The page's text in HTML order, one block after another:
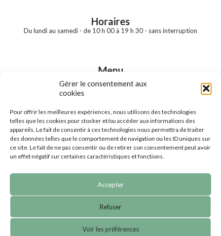
Gérer le consentement aux
cookies
Pour offrir les meilleures expériences, nous utilisons des technologies
telles que les cookies pour stocker et/ou accéder aux informations des
appareils. Le fait de consentir à ces technologies nous permettra de traiter
des données telles que le comportement de navigation ou les ID uniques sur
ce site. Le fait de ne pas consentir ou de retirer son consentement peut avoir
un effet négatif sur certaines caractéristiques et fonctions.
Accepter
Refuser
Voir les préférences
Horaires
Du lundi au samedi - de 10 h 00 à 19 h 30 - sans interruption
Menu
Accueil
Notre boutique
Nos produits en ligne
Contact
Mentions légales